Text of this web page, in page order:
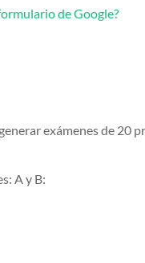
de Google?
exámenes de 20
A y B: